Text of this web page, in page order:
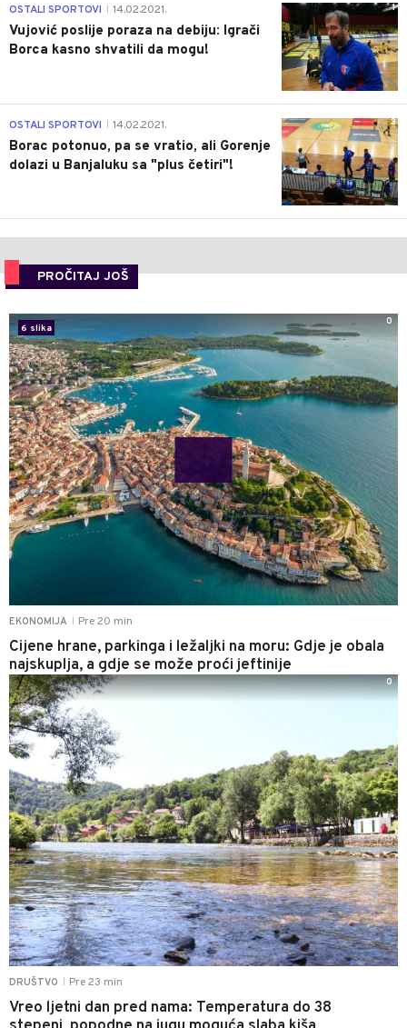
1
OSTALI SPORTOVI 14.02.2021.
Vujović poslije poraza na debiju: Igrači
Borca kasno shvatili da mogu!
3
OSTALI SPORTOVI 14.02.2021.
Borac potonuo, pa se vratio, ali Gorenje
dolazi u Banjaluku sa "plus četiri"!
PROČITAJ JOŠ
EKONOMIJA Pre 20 min
Cijene hrane, parkinga i ležaljki na moru: Gdje je obala
najskuplja, a gdje se može proći jeftinije
6 slika
0
DRUŠTVO Pre 23 min
Vreo ljetni dan pred nama: Temperatura do 38
0